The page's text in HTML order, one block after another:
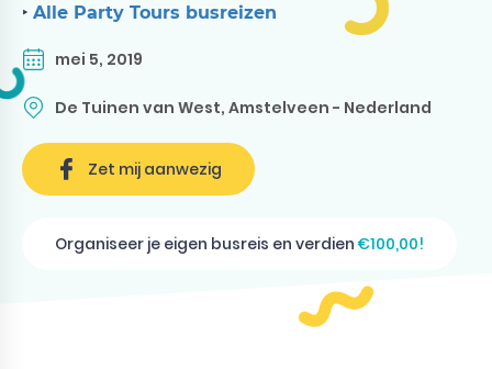
‣ Alle Party Tours busreizen
mei 5, 2019
De Tuinen van West, Amstelveen - Nederland
Zet mij aanwezig
Organiseer je eigen busreis en verdien€100,00!